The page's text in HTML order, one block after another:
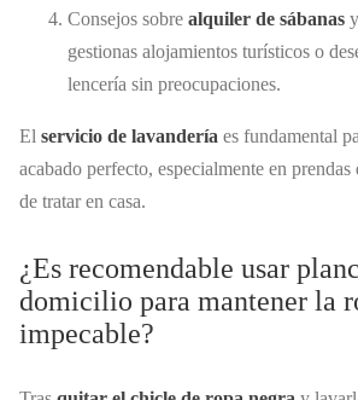
Consejos sobre alquiler de sábanas
gestionas alojamientos turísticos o
lencería sin preocupaciones.
El servicio de lavandería es fundamental
acabado perfecto, especialmente en
de tratar en casa.
¿Es recomendable usar
domicilio para mantener la
impecable?